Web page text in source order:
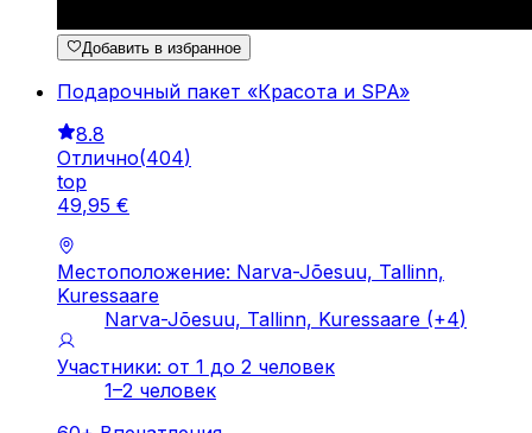
Добавить в избранное
Подарочный пакет «Красота и SPA»
8.8
Отлично(404)
top
49,95 €
Местоположение: Narva-Jõesuu, Tallinn,
Kuressaare
Narva-Jõesuu, Tallinn, Kuressaare (+4)
Участники: от 1 до 2 человек
1–2 человек